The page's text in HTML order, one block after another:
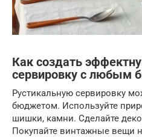
Как создать
сервировку с любым
Рустикальную сервировку
бюджетом. Используйте
шишки, камни. Сделайте
Покупайте винтажные вещи